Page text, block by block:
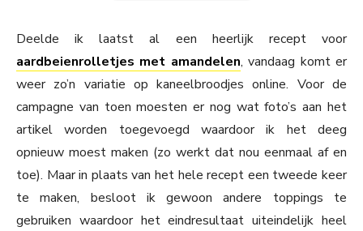
Deelde ik laatst al een heerlijk recept voor
aardbeienrolletjes met amandelen, vandaag komt er
weer zo’n variatie op kaneelbroodjes online. Voor de
campagne van toen moesten er nog wat foto’s aan het
artikel worden toegevoegd waardoor ik het deeg
opnieuw moest maken (zo werkt dat nou eenmaal af en
toe). Maar in plaats van het hele recept een tweede keer
te maken, besloot ik gewoon andere toppings te
gebruiken waardoor het eindresultaat uiteindelijk heel